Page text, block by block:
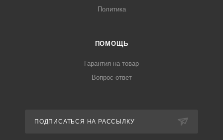
Политика
ПОМОЩЬ
Гарантия на товар
Вопрос-ответ
ПОДПИСАТЬСЯ НА РАССЫЛКУ